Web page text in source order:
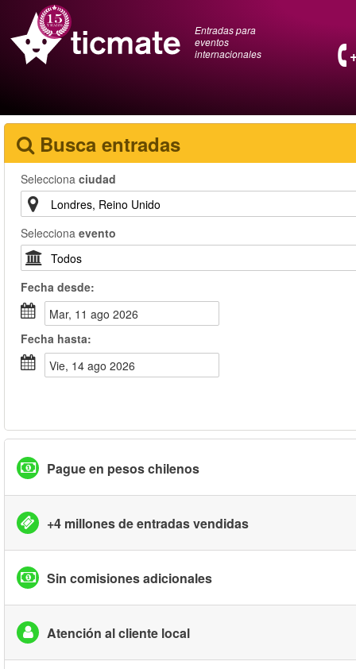
Entradas para
eventos
internacionales
Busca entradas
Selecciona ciudad
Selecciona evento
Fecha desde:
mar, 11 ago 2026
Fecha hasta:
vie, 14 ago 2026
Pague en pesos chilenos
+4 millones de entradas vendidas
Sin comisiones adicionales
Atención al cliente local